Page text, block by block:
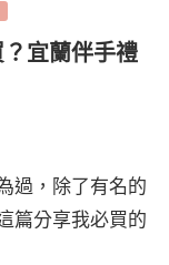
宜蘭伴手禮
過，除了有名的
篇分享我必買的